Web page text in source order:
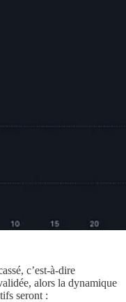
c’est-à-dire
alors la dynamique
seront :